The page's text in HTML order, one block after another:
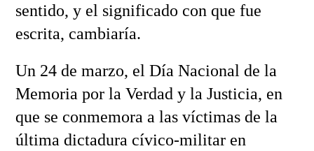
sentido, y el significado con que fue
escrita, cambiaría.
Un 24 de marzo, el Día Nacional de la
Memoria por la Verdad y la Justicia, en
que se conmemora a las víctimas de la
última dictadura cívico-militar en